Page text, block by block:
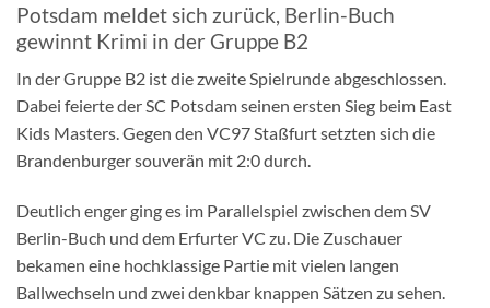
Potsdam meldet sich zurück, Berlin-Buch
gewinnt Krimi in der Gruppe B2
In der Gruppe B2 ist die zweite Spielrunde abgeschlossen.
Dabei feierte der SC Potsdam seinen ersten Sieg beim East
Kids Masters. Gegen den VC97 Staßfurt setzten sich die
Brandenburger souverän mit 2:0 durch.
Deutlich enger ging es im Parallelspiel zwischen dem SV
Berlin-Buch und dem Erfurter VC zu. Die Zuschauer
bekamen eine hochklassige Partie mit vielen langen
Ballwechseln und zwei denkbar knappen Sätzen zu sehen.